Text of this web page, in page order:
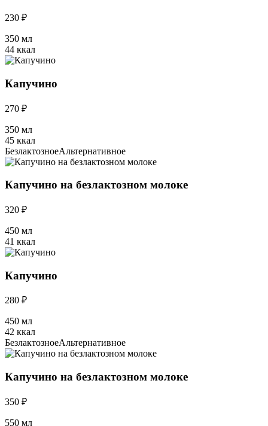
230 ₽
350 мл
44 ккал
Капучино
270 ₽
350 мл
45 ккал
БезлактозноеАльтернативное
Капучино на безлактозном молоке
320 ₽
450 мл
41 ккал
Капучино
280 ₽
450 мл
42 ккал
БезлактозноеАльтернативное
Капучино на безлактозном молоке
350 ₽
550 мл